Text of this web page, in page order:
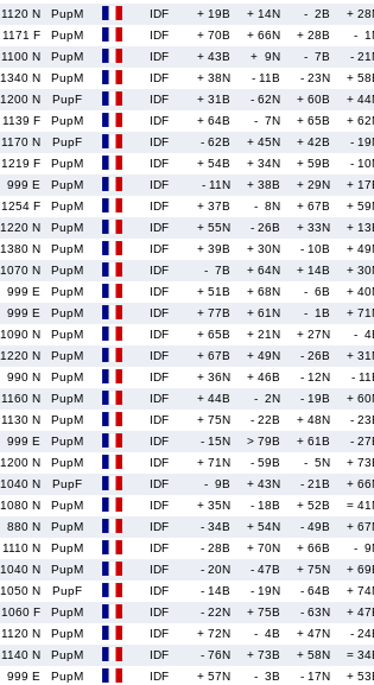
1120 N PupM IDF + 19B + 14N - 2B +
1171 F PupM IDF + 70B + 66N + 28B -
1100 N PupM IDF + 43B + 9N - 7B -
1340 N PupM IDF + 38N - 11B - 23N +
1200 N PupF IDF + 31B - 62N + 60B +
1139 F PupM IDF + 64B - 7N + 65B +
1170 N PupF IDF - 62B + 45N + 42B -
1219 F PupM IDF + 54B + 34N + 59B -
999 E PupM IDF - 11N + 38B + 29N +
1254 F PupM IDF + 37B - 8N + 67B +
1220 N PupM IDF + 55N - 26B + 33N +
1380 N PupM IDF + 39B + 30N - 10B +
1070 N PupM IDF - 7B + 64N + 14B +
999 E PupM IDF + 51B + 68N - 6B +
999 E PupM IDF + 77B + 61N - 1B +
1090 N PupM IDF + 65B + 21N + 27N -
1220 N PupM IDF + 67B + 49N - 26B +
990 N PupM IDF + 36N + 46B - 12N -
1160 N PupM IDF + 44B - 2N - 19B +
1130 N PupM IDF + 75N - 22B + 48N -
999 E PupM IDF - 15N > 79B + 61B -
1200 N PupM IDF + 71N - 59B - 5N +
1040 N PupF IDF - 9B + 43N - 21B +
1080 N PupM IDF + 35N - 18B + 52B =
880 N PupM IDF - 34B + 54N - 49B +
1110 N PupM IDF - 28B + 70N + 66B -
1040 N PupM IDF - 20N - 47B + 75N +
1050 N PupF IDF - 14B - 19N - 64B +
1060 F PupM IDF - 22N + 75B - 63N +
1120 N PupM IDF + 72N - 4B + 47N -
1140 N PupM IDF - 76N + 73B + 58N =
999 E PupM IDF + 57N - 3B - 17N +